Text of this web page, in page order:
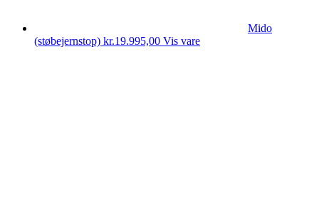
Mido
(støbejernstop) kr.19.995,00 Vis vare